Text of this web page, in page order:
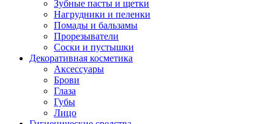
Зубные пасты и щетки
Нагрудники и пеленки
Помады и бальзамы
Прорезыватели
Соски и пустышки
Декоративная косметика
Аксессуары
Брови
Глаза
Губы
Лицо